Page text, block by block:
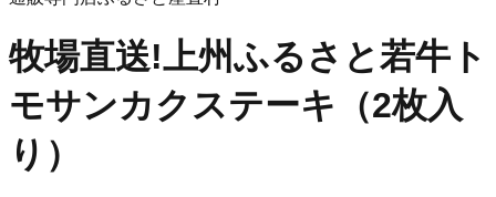
牧場直送!上州ふるさと若牛ト
モサンカクステーキ（2枚入
り）